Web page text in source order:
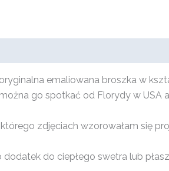
emaliowana broszka w
go spotkać od Florydy w USA
którego zdjęciach wzorowałam się
dodatek do ciepłego swetra lub